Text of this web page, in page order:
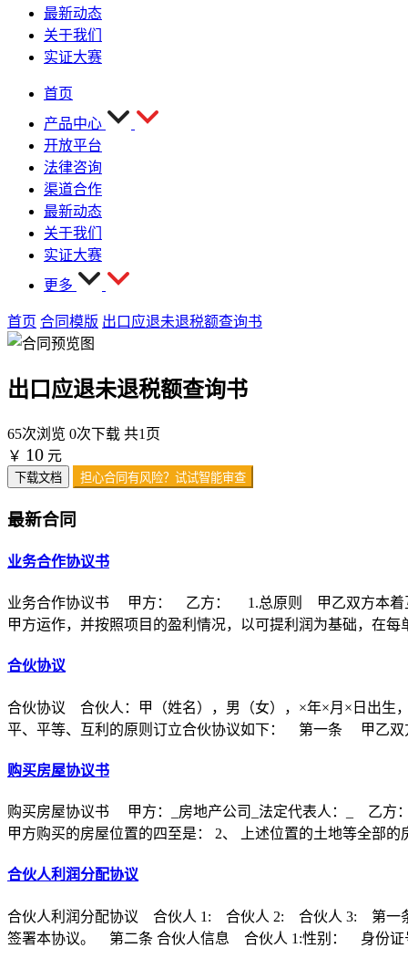
最新动态
关于我们
实证大赛
首页
产品中心
开放平台
法律咨询
渠道合作
最新动态
关于我们
实证大赛
更多
首页 合同模版 出口应退未退税额查询书
出口应退未退税额查询书
65次浏览 0次下载 共1页
￥ 10 元
下载文档 担心合同有风险？试试智能审查
最新合同
业务合作协议书
业务合作协议书 甲方： 乙方： 1.总原则 甲乙双方本着互
甲方运作，并按照项目的盈利情况，以可提利润为基础，在每
合伙协议
合伙协议 合伙人：甲（姓名），男（女），×年×月×日出
平、平等、互利的原则订立合伙协议如下： 第一条 甲乙双
购买房屋协议书
购买房屋协议书 甲方：_房地产公司_法定代表人：_ 乙方
甲方购买的房屋位置的四至是： 2、 上述位置的土地等全部的
合伙人利润分配协议
合伙人利润分配协议 合伙人 1: 合伙人 2: 合伙人 3: 第一条
签署本协议。 第二条 合伙人信息 合伙人 1:性别： 身份